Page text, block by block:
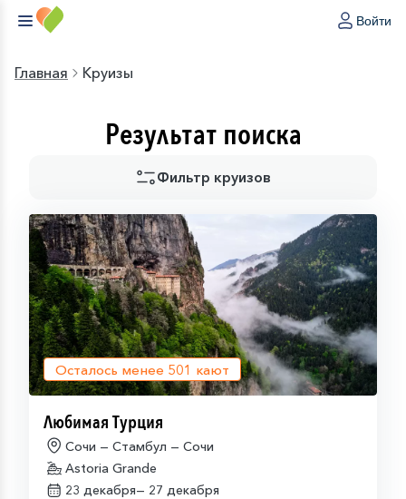
Войти
Главная Круизы
Результат поиска
Фильтр круизов
Осталось менее 501 кают
Любимая Турция
Сочи — Стамбул — Сочи
Astoria Grande
23 декабря— 27 декабря